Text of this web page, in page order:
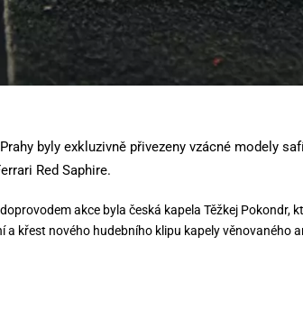
byly exkluzivně přivezeny vzácné modely
Red Saphire.
akce byla česká kapela Těžkej
a křest nového hudebního klipu kapely věnovaného